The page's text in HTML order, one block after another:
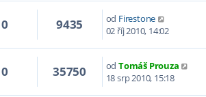
0 9435 od Firestone
02 říj 2010, 14:02
0 35750 od Tomáš Prouza
18 srp 2010, 15:18